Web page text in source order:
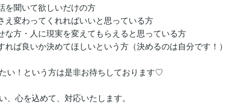
を聞いて欲しいだけの方
え変わってくれればいいと思っている方
な方・人に現実を変えてもらえると思っている方
れば良いか決めてほしいという方（決めるのは自分です！）
い！という方は是非お待ちしております♡
、心を込めて、対応いたします。